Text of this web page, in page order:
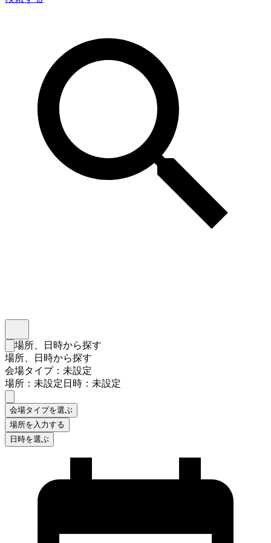
検索フォームを閉じる
場所、日時から探す
場所、日時から探す
会場タイプ：未設定
場所：未設定日時：未設定
会場タイプを選ぶ
場所を入力する
日時を選ぶ